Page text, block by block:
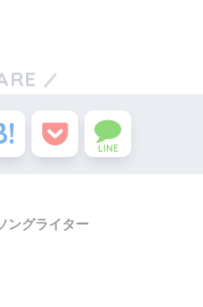
LINE
ングライター